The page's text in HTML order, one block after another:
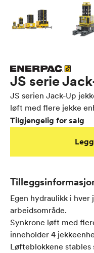
JS serie
JS serien Jack-Up
løft med flere jekke
Tilgjengelig for salg
Egen hydraulikk i
arbeidsområde.
Synkrone løft med
inneholder 4
Løfteblokkene stables